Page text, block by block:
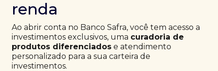
renda
Ao abrir conta no Banco Safra, você tem acesso a
investimentos exclusivos, uma curadoria de
produtos diferenciados e atendimento
personalizado para a sua carteira de
investimentos.